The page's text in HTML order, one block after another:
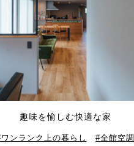
趣味を愉しむ快適な家
ワンランク上の暮らし 全館空調